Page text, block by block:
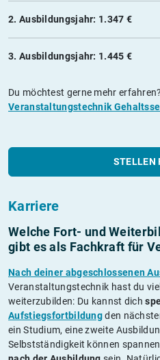
2. Ausbildungsjahr: 1.347 €
3. Ausbildungsjahr: 1.445 €
Du möchtest gerne mehr
Veranstaltungstechnik
STELLEN
Karriere
Welche Fort- und
gibt es als Fachkraft für
Nach deiner abgeschlossenen
Veranstaltungstechnik hast du
weiterzubilden: Du kannst dich
Aufstiegsfortbildungden
ein Studium, eine zweite
Selbstständigkeit können